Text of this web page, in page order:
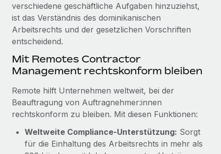
Globale Bereitstellung und Verfolgung von IT-
Geräten
Gründung von Niederlassungen
Niederlassungen
Mobilität und Relocation
Mühelose Relocation von Mitarbeiter:innen
Benefits
Mühelose Verwaltung von Benefits
Mehr erfahren
Strategische Partnerschaft zwischen
Management und Payroll
Reverse Tech auf einen Blick Das Gesundheits- und
Wellness-Startup Reverse Tech hat das globale...
Mehr erfahren
EOR und PEO
Contractor Management
Den Blog erkunden
BLOG
Gusto und Zero und Contractor Management
Plus
verschiedene geschäftliche Aufgaben hinzuziehst,
ist das Verständnis des dominikanischen
Arbeitsrechts und der gesetzlichen Vorschriften
entscheidend.
Mit Remotes Contractor
Management rechtskonform bleiben
Remote hilft Unternehmen weltweit, bei der
Beauftragung von Auftragnehmer:innen
rechtskonform zu bleiben. Mit diesen Funktionen:
Weltweite Compliance-Unterstützung: Sorgt
für die Einhaltung des Arbeitsrechts in mehr als